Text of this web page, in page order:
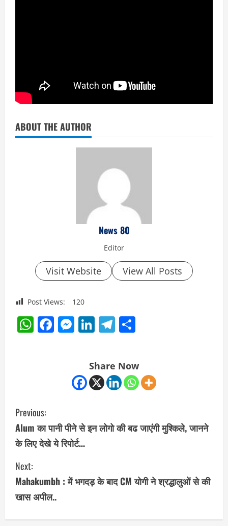
ABOUT THE AUTHOR
News 80
Editor
Visit Website View All Posts
Post Views: 120
WhatsApp
Facebook
Messenger
LinkedIn
Telegram
Share Now
C
o
n
t
i
n
Previous:
Alum का पानी पीने से इन लोगो की बढ जाएंगी मुश्किले, जानने
के लिए देखे ये रिपोर्ट…
Next:
Mahakumbh : में भगदड़ के बाद CM योगी ने श्रद्धालुओं से की
खास अपील..